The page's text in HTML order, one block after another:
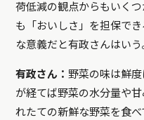
荷低減の観点からもいく
も「おいしさ」を担保で
な意義だと有政さんはいう
有政さん：野菜の味は鮮
が経てば野菜の水分量や
れたての新鮮な野菜を食